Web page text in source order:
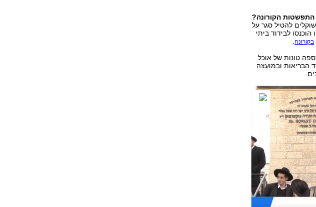
התפשטות הקורונה?
להטיל סגר על
לבידוד ביתי
בקורונה.
טונות של אוכל
הבריאות ובמועצה